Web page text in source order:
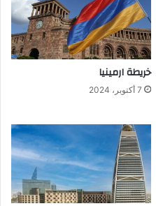
خريطة ارمينيا
7 أكتوبر، 2024